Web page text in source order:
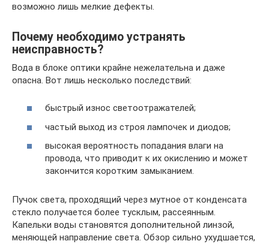
возможно лишь мелкие дефекты.
Почему необходимо устранять
неисправность?
Вода в блоке оптики крайне нежелательна и даже
опасна. Вот лишь несколько последствий:
быстрый износ светоотражателей;
частый выход из строя лампочек и диодов;
высокая вероятность попадания влаги на
провода, что приводит к их окислению и может
закончится коротким замыканием.
Пучок света, проходящий через мутное от конденсата
стекло получается более тусклым, рассеянным.
Капельки воды становятся дополнительной линзой,
меняющей направление света. Обзор сильно ухудшается,